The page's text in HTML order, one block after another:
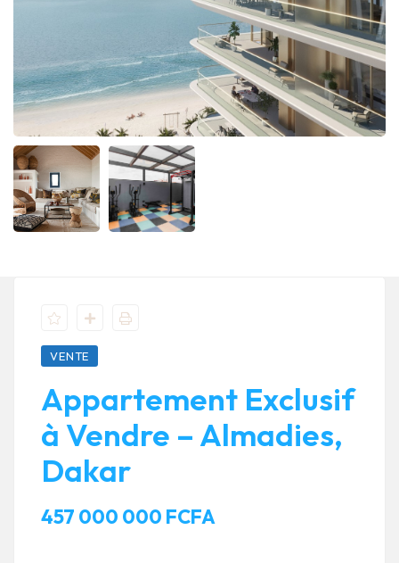
VENTE
Appartement Exclusif
à Vendre – Almadies,
Dakar
457 000 000 FCFA